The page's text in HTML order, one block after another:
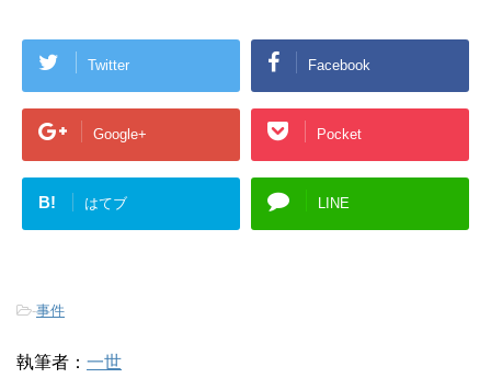
Twitter Facebook
Google+ Pocket
B! はてブ LINE
-事件
執筆者： 一世